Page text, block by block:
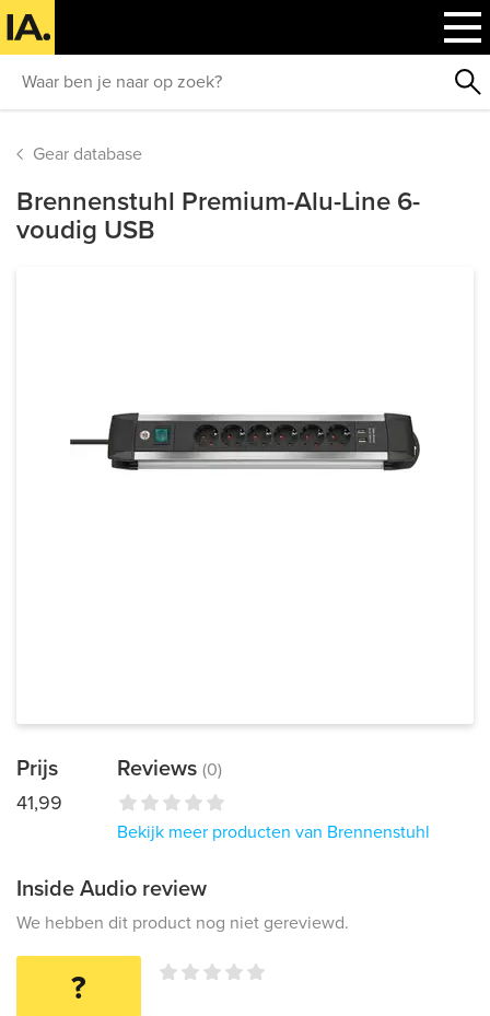
Gear database
Brennenstuhl Premium-Alu-Line 6-
voudig USB
Prijs
41,99
Reviews (0)
Bekijk meer producten van Brennenstuhl
Inside Audio review
We hebben dit product nog niet gereviewd.
?